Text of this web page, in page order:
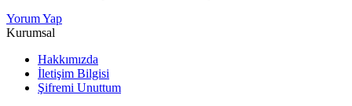
Yorum Yap
Kurumsal
Hakkımızda
İletişim Bilgisi
Şifremi Unuttum